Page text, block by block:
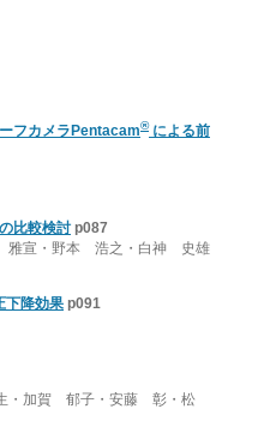
フカメラPentacam®による前
比較検討 p087
宣・野本 浩之・白神 史雄
下降効果 p091
加賀 郁子・安藤 彰・松